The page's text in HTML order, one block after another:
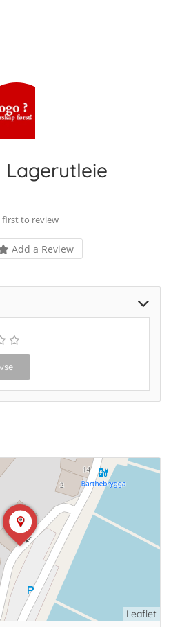
first to review
Add a Review
Leaflet